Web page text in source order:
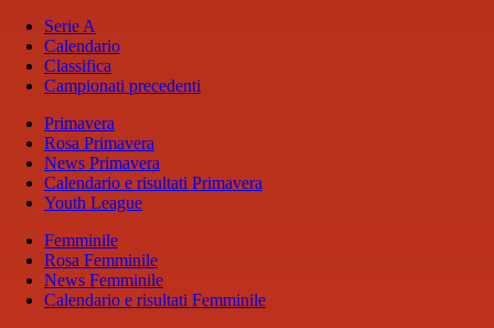
Serie A
Calendario
Classifica
Campionati precedenti
Primavera
Rosa Primavera
News Primavera
Calendario e risultati Primavera
Youth League
Femminile
Rosa Femminile
News Femminile
Calendario e risultati Femminile